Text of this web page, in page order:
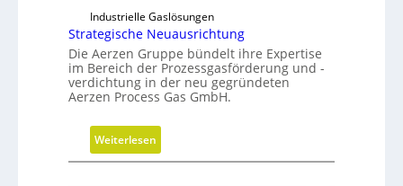
s
s
e
r
a
l
s
E
ff
z
Industrielle Gaslösungen
Strategische Neuausrichtung
Die Aerzen Gruppe bündelt ihre Expertise
im Bereich der Prozessgasförderung und -
verdichtung in der neu gegründeten
Aerzen Process Gas GmbH.
Weiterlesen
S